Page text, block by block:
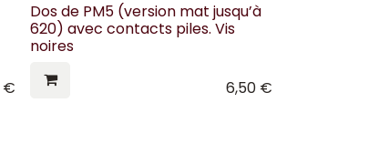
€
Dos de PM5 (version mat jusqu’à
620) avec contacts piles. Vis
noires
6,50€